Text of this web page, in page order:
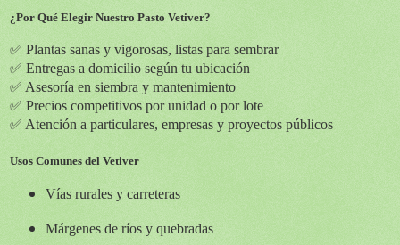
¿Por Qué Elegir Nuestro Pasto Vetiver?
✅ Plantas sanas y vigorosas, listas para sembrar
✅ Entregas a domicilio según tu ubicación
✅ Asesoría en siembra y mantenimiento
✅ Precios competitivos por unidad o por lote
✅ Atención a particulares, empresas y proyectos públicos
Usos Comunes del Vetiver
Vías rurales y carreteras
Márgenes de ríos y quebradas